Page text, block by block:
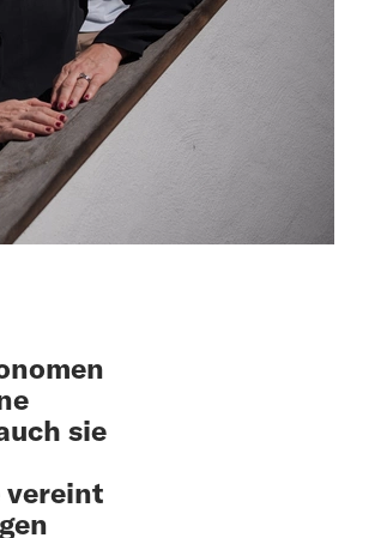
sie
vereint